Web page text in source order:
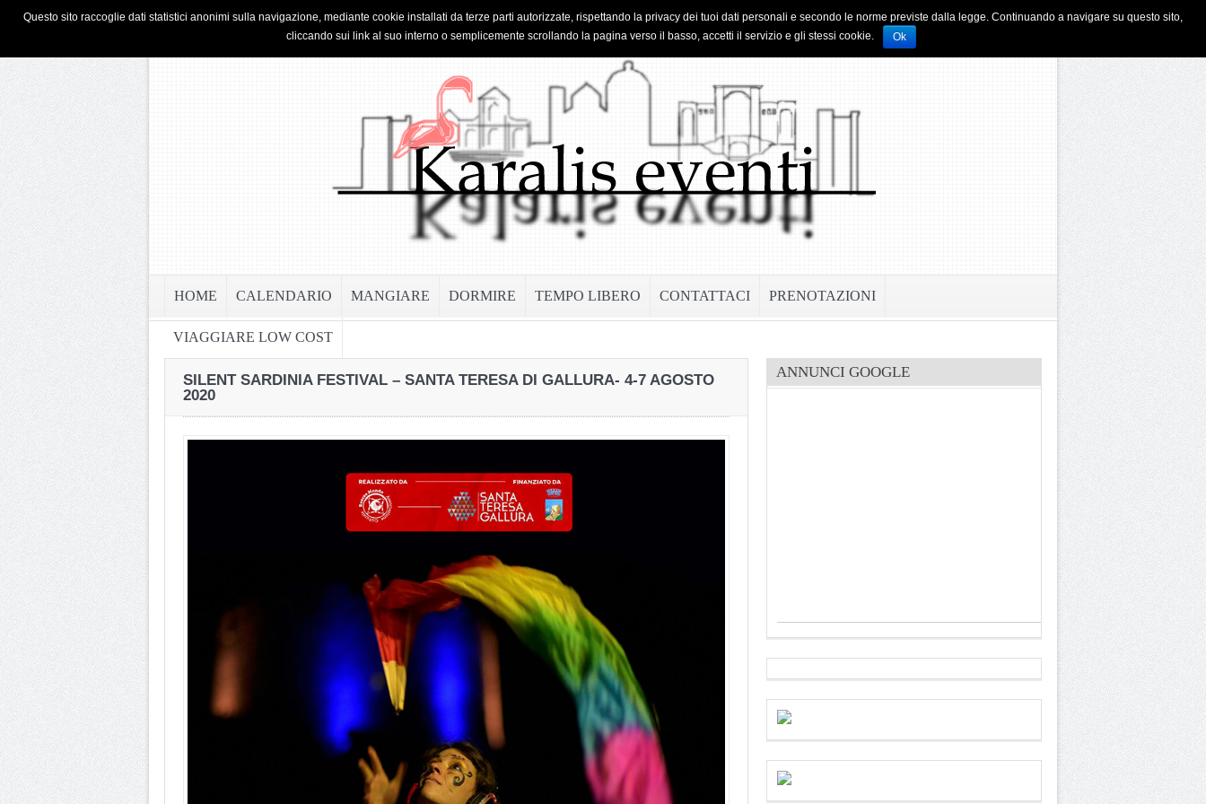
HOME PRIVACY & COOKIE POLICY
HOME CALENDARIO MANGIARE DORMIRE TEMPO LIBERO CONTATTACI PRENOTAZIONI
VIAGGIARE LOW COST
SILENT SARDINIA FESTIVAL – SANTA TERESA DI GALLURA- 4-7 AGOSTO
2020
ANNUNCI GOOGLE
Questo sito raccoglie dati statistici anonimi sulla navigazione, mediante cookie installati da terze parti autorizzate, rispettando la privacy dei tuoi dati personali e secondo le norme previste dalla legge. Continuando a navigare su questo sito,
cliccando sui link al suo interno o semplicemente scrollando la pagina verso il basso, accetti il servizio e gli stessi cookie.
Ok